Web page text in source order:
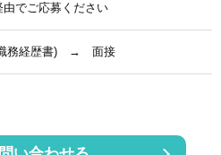
でご応募ください
務経歴書) → 面接